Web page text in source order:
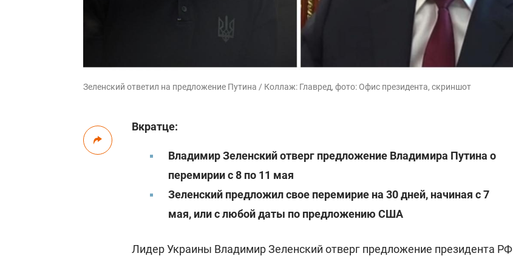
Зеленский ответил на предложение Путина / Коллаж: Главред, фото: Офис президента, скриншот
Вкратце:
Владимир Зеленский отверг предложение Владимира Путина о
перемирии с 8 по 11 мая
Зеленский предложил свое перемирие на 30 дней, начиная с 7
мая, или с любой даты по предложению США
Лидер Украины Владимир Зеленский отверг предложение президента РФ